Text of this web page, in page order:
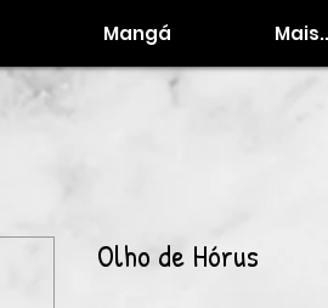
Mangá
Olho de Hórus